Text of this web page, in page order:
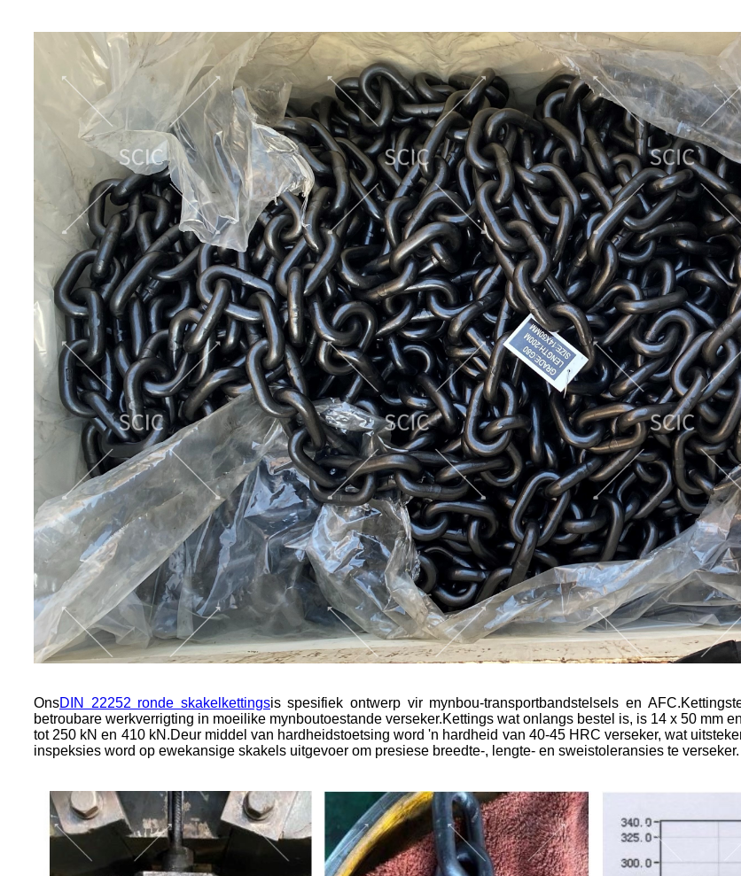
OnsDIN 22252 ronde skakelkettingsis spesifiek ontwerp vir mynbou-transportbandstelsels en AFC.
betroubare werkverrigting in moeilike mynboutoestande verseker.Kettings wat onlangs bestel is, is 14 x 50 mm
tot 250 kN en 410 kN.Deur middel van hardheidstoetsing word 'n hardheid van 40-45 HRC verseker, wat
inspeksies word op ewekansige skakels uitgevoer om presiese breedte-, lengte- en sweistoleransies te verseker.